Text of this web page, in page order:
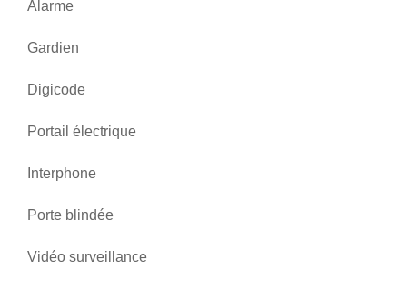
Alarme
Gardien
Digicode
Portail électrique
Interphone
Porte blindée
Vidéo surveillance